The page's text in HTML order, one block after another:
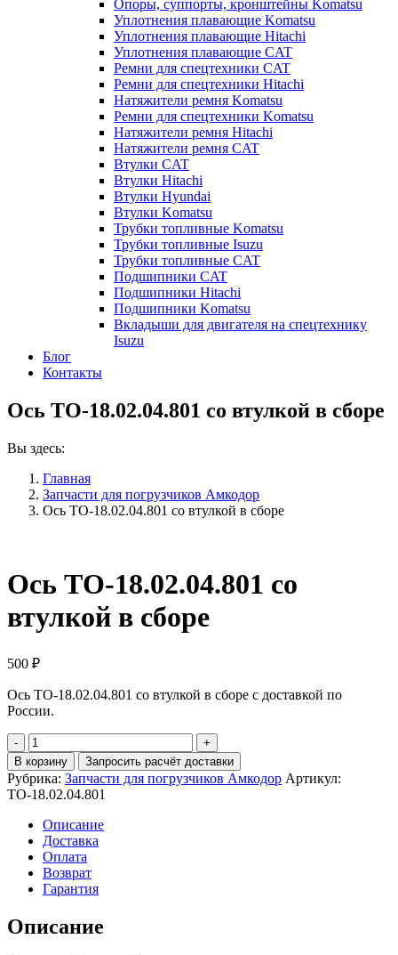
Опоры, суппорты, кронштейны Komatsu
Уплотнения плавающие Komatsu
Уплотнения плавающие Hitachi
Уплотнения плавающие CAT
Ремни для спецтехники CAT
Ремни для спецтехники Hitachi
Натяжители ремня Komatsu
Ремни для спецтехники Komatsu
Натяжители ремня Hitachi
Натяжители ремня CAT
Втулки CAT
Втулки Hitachi
Втулки Hyundai
Втулки Komatsu
Трубки топливные Komatsu
Трубки топливные Isuzu
Трубки топливные CAT
Подшипники CAT
Подшипники Hitachi
Подшипники Komatsu
Вкладыши для двигателя на спецтехнику
Isuzu
Блог
Контакты
Ось ТО-18.02.04.801 со втулкой в сборе
Вы здесь:
Главная
Запчасти для погрузчиков Амкодор
Ось ТО-18.02.04.801 со втулкой в сборе
Ось ТО-18.02.04.801 со
втулкой в сборе
500 ₽
Ось ТО-18.02.04.801 со втулкой в сборе с доставкой по
России.
Количество
Ось
ТО-18.02.04.801
со
втулкой
сборе
В корзину Запросить расчёт доставки
Рубрика: Запчасти для погрузчиков Амкодор Артикул:
ТО-18.02.04.801
Описание
Доставка
Оплата
Возврат
Гарантия
Описание